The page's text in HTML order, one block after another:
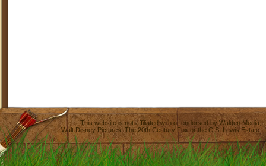
This website is not affiliated with or endorsed byWalden Media
Walt Disney Pictures,The 20th Century Fox or the C.S. Lewis Estate.